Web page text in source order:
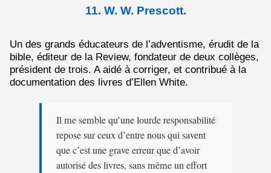
11. W. W. Prescott.
Un des grands éducateurs de l’adventisme, érudit de la
bible, éditeur de la Review, fondateur de deux collèges,
président de trois. A aidé à corriger, et contribué à la
documentation des livres d’Ellen White.
Il me semble qu’une lourde responsabilité
repose sur ceux d’entre nous qui savent
que c’est une grave erreur que d’avoir
autorisé des livres, sans même un effort